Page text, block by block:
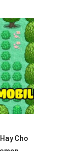
Cho